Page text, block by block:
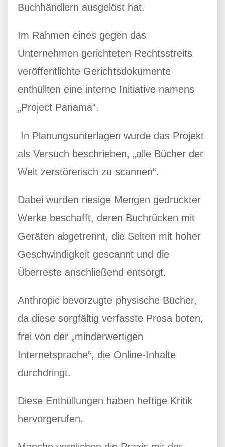
Buchhändlern ausgelöst hat.
Im Rahmen eines gegen das
Unternehmen gerichteten Rechtsstreits
veröffentlichte Gerichtsdokumente
enthüllten eine interne Initiative namens
„Project Panama“.
In Planungsunterlagen wurde das Projekt
als Versuch beschrieben, „alle Bücher der
Welt zerstörerisch zu scannen“.
Dabei wurden riesige Mengen gedruckter
Werke beschafft, deren Buchrücken mit
Geräten abgetrennt, die Seiten mit hoher
Geschwindigkeit gescannt und die
Überreste anschließend entsorgt.
Anthropic bevorzugte physische Bücher,
da diese sorgfältig verfasste Prosa boten,
frei von der „minderwertigen
Internetsprache“, die Online-Inhalte
durchdringt.
Diese Enthüllungen haben heftige Kritik
hervorgerufen.